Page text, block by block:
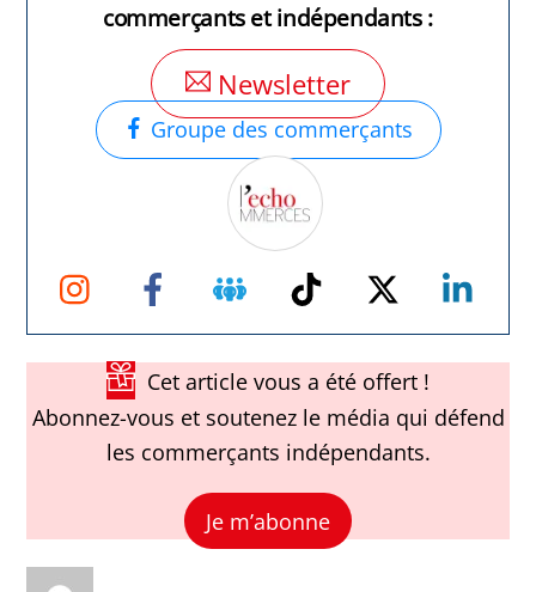
commerçants et indépendants :
Newsletter
Groupe des commerçants
Instagram Facebook Groupe
Facebook
TikTok Twitter
Cet article vous a été offert !
Abonnez-vous et soutenez le média qui défend
les commerçants indépendants.
Je m’abonne